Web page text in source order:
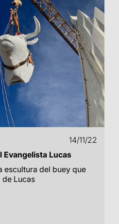
14/11/22
Evangelista Lucas
escultura del buey que
Lucas